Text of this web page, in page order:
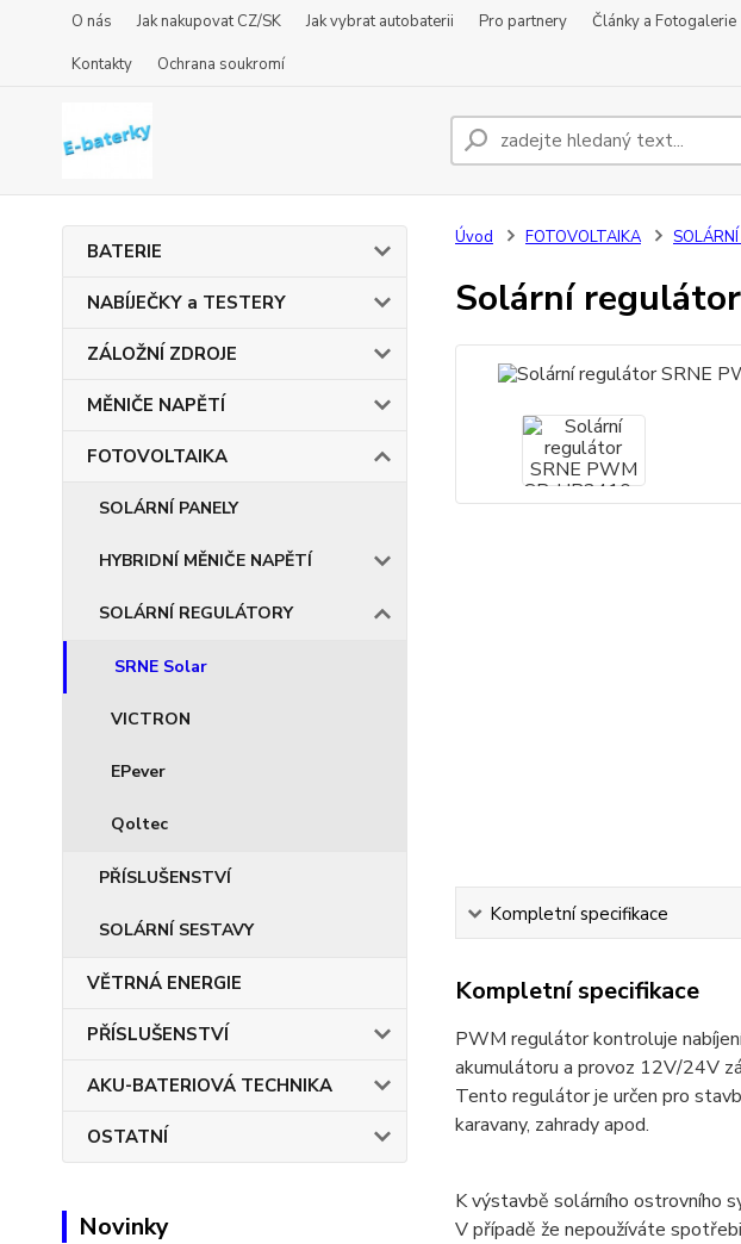
O nás Jak nakupovat CZ/SK Jak vybrat autobaterii Pro partnery Články a Fotogalerie
Kontakty
Ochrana soukromí
BATERIE
NABÍJEČKY a TESTERY
ZÁLOŽNÍ ZDROJE
MĚNIČE NAPĚTÍ
FOTOVOLTAIKA
SOLÁRNÍ PANELY
HYBRIDNÍ MĚNIČE NAPĚTÍ
SOLÁRNÍ REGULÁTORY
SRNE Solar
VICTRON
EPever
Qoltec
PŘÍSLUŠENSTVÍ
SOLÁRNÍ SESTAVY
VĚTRNÁ ENERGIE
PŘÍSLUŠENSTVÍ
AKU-BATERIOVÁ TECHNIKA
OSTATNÍ
Novinky
Úvod FOTOVOLTAIKA
Solární
Kompletní specifikace
Kompletní specifikace
PWM regulátor kontroluje
akumulátoru a provoz 12V/24V
Tento regulátor je určen pro
karavany, zahrady apod.
K výstavbě solárního ostrovního
V případě že nepoužíváte